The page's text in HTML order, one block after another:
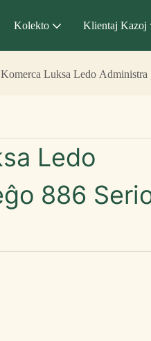
Kolekto Klientaj Kazoj
Komerca Luksa Ledo Administra